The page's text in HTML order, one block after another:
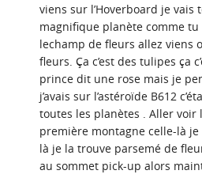
viens sur l’Hoverboard je vais
magnifique planète comme
lechamp de fleurs allez viens
fleurs. Ça c’est des tulipes ça
prince dit une rose mais je
j’avais sur l’astéroïde B612
toutes les planètes . Aller voir
première montagne celle-là
là je la trouve parsemé de
au sommet pick-up alors